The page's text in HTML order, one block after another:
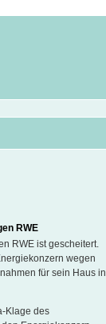
RWE
RWE ist gescheitert.
wegen
für sein Haus in
Klage des